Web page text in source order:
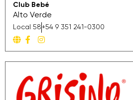
Club Bebé
Alto Verde
Local 58+54 9 351 241-0300